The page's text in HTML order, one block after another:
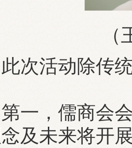
活动除传统
，儒商会会
及未来将开